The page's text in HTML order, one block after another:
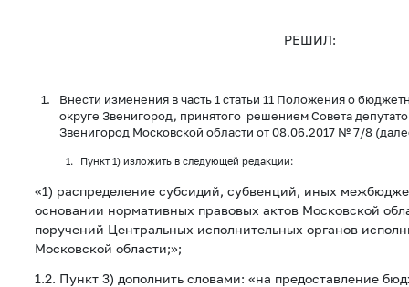
РЕШИЛ:
Внести изменения в часть 1 статьи 11 Положения о
округе Звенигород, принятого решением Совета
Звенигород Московской области от 08.06.2017 № 7/8
Пункт 1) изложить в следующей редакции:
«1) распределение субсидий, субвенций, иных
основании нормативных правовых актов Московской
поручений Центральных исполнительных органов
Московской области;»;
1.2. Пункт 3) дополнить словами: «на предоставление